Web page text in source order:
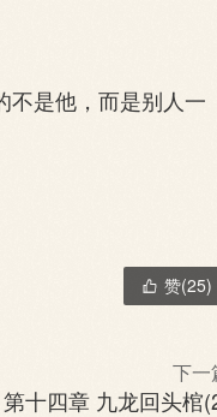
是他，而是别人一
 赞(25)
下一
十四章 九龙回头棺